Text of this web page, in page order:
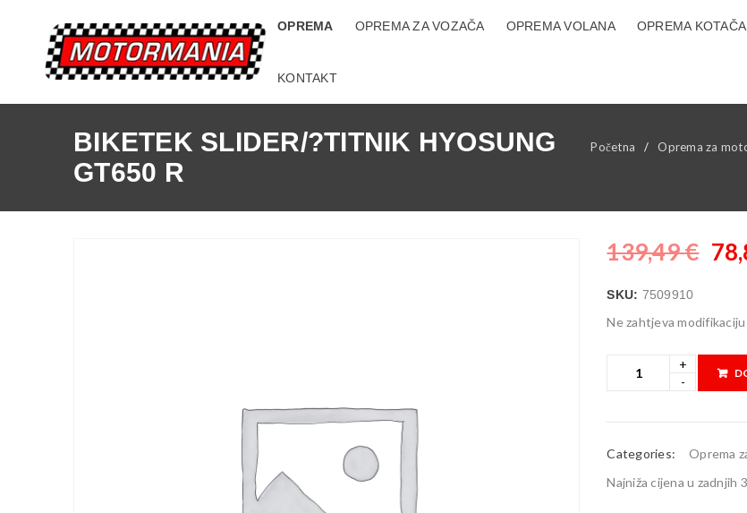
OPREMA OPREMA ZA VOZAČA OPREMA VOLANA OPREMA KOTAČA
KONTAKT
BIKETEK SLIDER/?TITNIK HYOSUNG
GT650 R
Početna / Oprema za
139,49€
SKU: 7509910
Ne zahtjeva modifikaciju
Categories: Oprema
Najniža cijena u zadnjih